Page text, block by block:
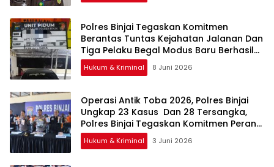
Polres Binjai Tegaskan Komitmen
Berantas Tuntas Kejahatan Jalanan Dan
Tiga Pelaku Begal Modus Baru Berhasil
Diringkus Tim Cobra
Hukum & Kriminal 8 Juni 2026
Operasi Antik Toba 2026, Polres Binjai
Ungkap 23 Kasus Dan 28 Tersangka,
Polres Binjai Tegaskan Komitmen Perangi
Narkoba Di Wilayah Hukumnya
Hukum & Kriminal 3 Juni 2026